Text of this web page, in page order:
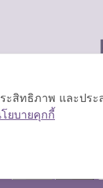
ะสิทธิภาพ และป
ยบายคุกกี้